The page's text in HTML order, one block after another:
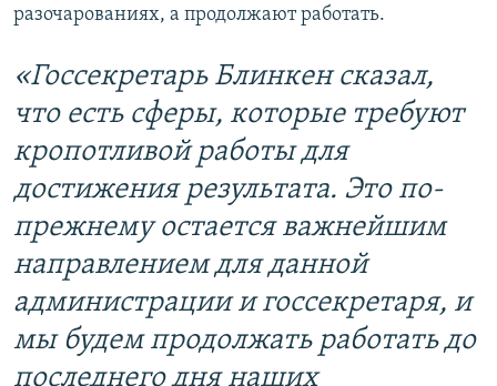
разочарованиях, а продолжают работать.
«Госсекретарь Блинкен сказал,
что есть сферы, которые требуют
кропотливой работы для
достижения результата. Это по-
прежнему остается важнейшим
направлением для данной
администрации и госсекретаря, и
мы будем продолжать работать до
последнего дня наших